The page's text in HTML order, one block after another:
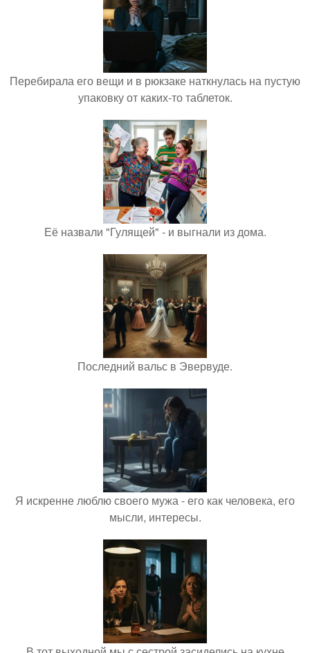
Перебирала его вещи и в рюкзаке наткнулась на пустую
упаковку от каких-то таблеток.
Её назвали "Гулящей" - и выгнали из дома.
Последний вальс в Эвервуде.
Я искренне люблю своего мужа - его как человека, его
мысли, интересы.